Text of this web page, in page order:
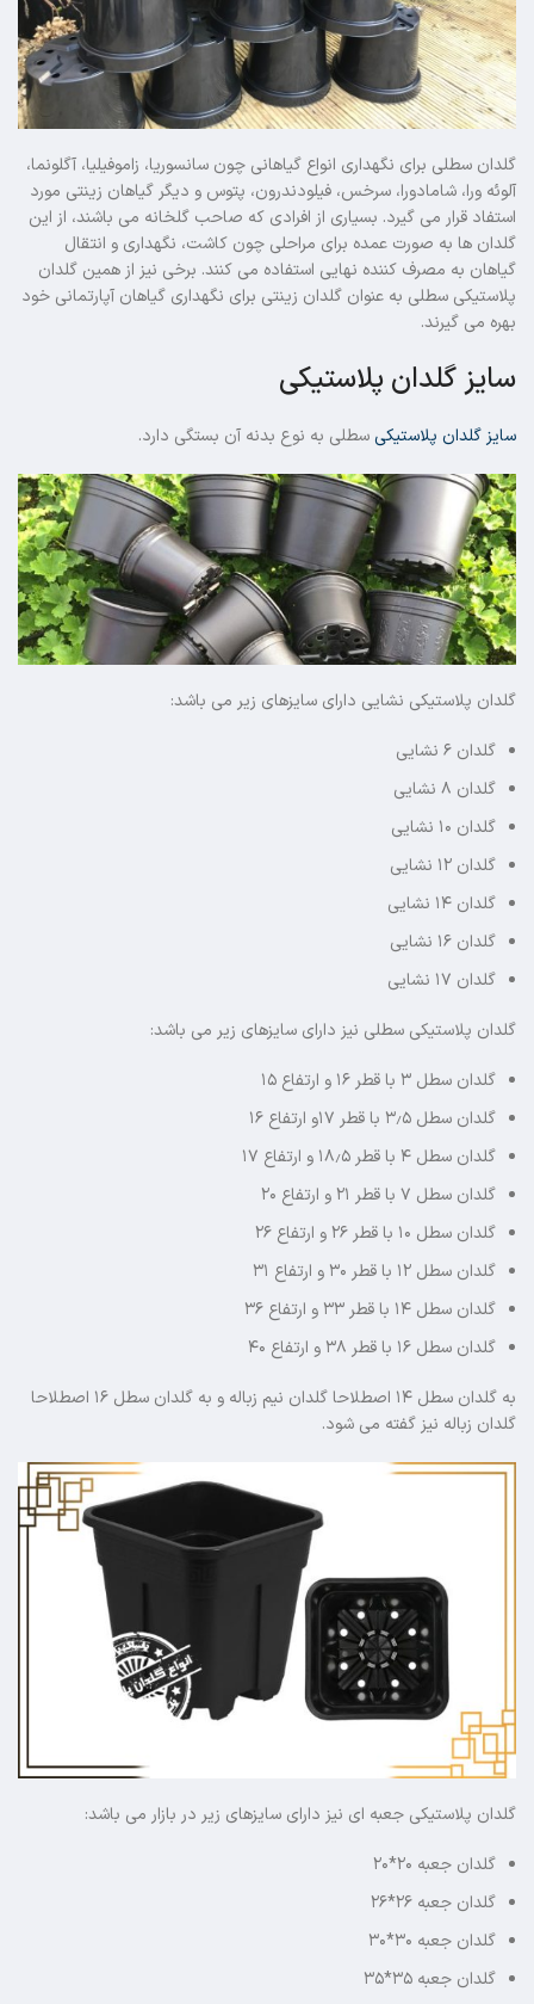
گلدان سطلی برای نگهداری انواع گیاهانی چون سانسوریا، زاموفیلیا، آگلونما،
آلوئه ورا، شامادورا، سرخس، فیلودندرون، پتوس و دیگر گیاهان زینتی مورد
استفاد قرار می گیرد. بسیاری از افرادی که صاحب گلخانه می باشند، از این
گلدان ها به صورت عمده برای مراحلی چون کاشت، نگهداری و انتقال
گیاهان به مصرف کننده نهایی استفاده می کنند. برخی نیز از همین گلدان
پلاستیکی سطلی به عنوان گلدان زینتی برای نگهداری گیاهان آپارتمانی خود
بهره می گیرند.
سایز گلدان پلاستیکی
سایز گلدان پلاستیکی سطلی به نوع بدنه آن بستگی دارد.
گلدان پلاستیکی نشایی دارای سایزهای زیر می باشد:
گلدان ۶ نشایی
گلدان ۸ نشایی
گلدان ۱۰ نشایی
گلدان ۱۲ نشایی
گلدان ۱۴ نشایی
گلدان ۱۶ نشایی
گلدان ۱۷ نشایی
گلدان پلاستیکی سطلی نیز دارای سایزهای زیر می باشد:
گلدان سطل ۳ با قطر ۱۶ و ارتفاع ۱۵
گلدان سطل ۳٫۵ با قطر ۱۷و ارتفاع ۱۶
گلدان سطل ۴ با قطر ۱۸٫۵ و ارتفاع ۱۷
گلدان سطل ۷ با قطر ۲۱ و ارتفاع ۲۰
گلدان سطل ۱۰ با قطر ۲۶ و ارتفاع ۲۶
گلدان سطل ۱۲ با قطر ۳۰ و ارتفاع ۳۱
گلدان سطل ۱۴ با قطر ۳۳ و ارتفاع ۳۶
گلدان سطل ۱۶ با قطر ۳۸ و ارتفاع ۴۰
به گلدان سطل ۱۴ اصطلاحا گلدان نیم زباله و به گلدان سطل ۱۶ اصطلاحا
گلدان زباله نیز گفته می شود.
گلدان پلاستیکی جعبه ای نیز دارای سایزهای زیر در بازار می باشد:
گلدان جعبه ۲۰*۲۰
گلدان جعبه ۲۶*۲۶
گلدان جعبه ۳۰*۳۰
گلدان جعبه ۳۵*۳۵